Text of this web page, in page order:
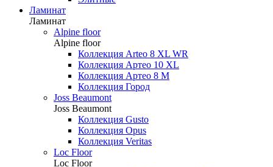
Ламинат
Ламинат
Alpine floor
Alpine floor
Коллекция Arteo 8 XL WR
Коллекция Артео 10 XL
Коллекция Артео 8 М
Коллекция Город
Joss Beaumont
Joss Beaumont
Коллекция Gusto
Коллекция Opus
Коллекция Veritas
Loc Floor
Loc Floor